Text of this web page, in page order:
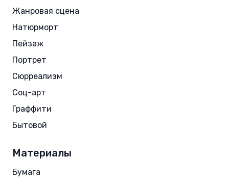
Жанровая сцена
Натюрморт
Пейзаж
Портрет
Сюрреализм
Соц-арт
Граффити
Бытовой
Материалы
Бумага